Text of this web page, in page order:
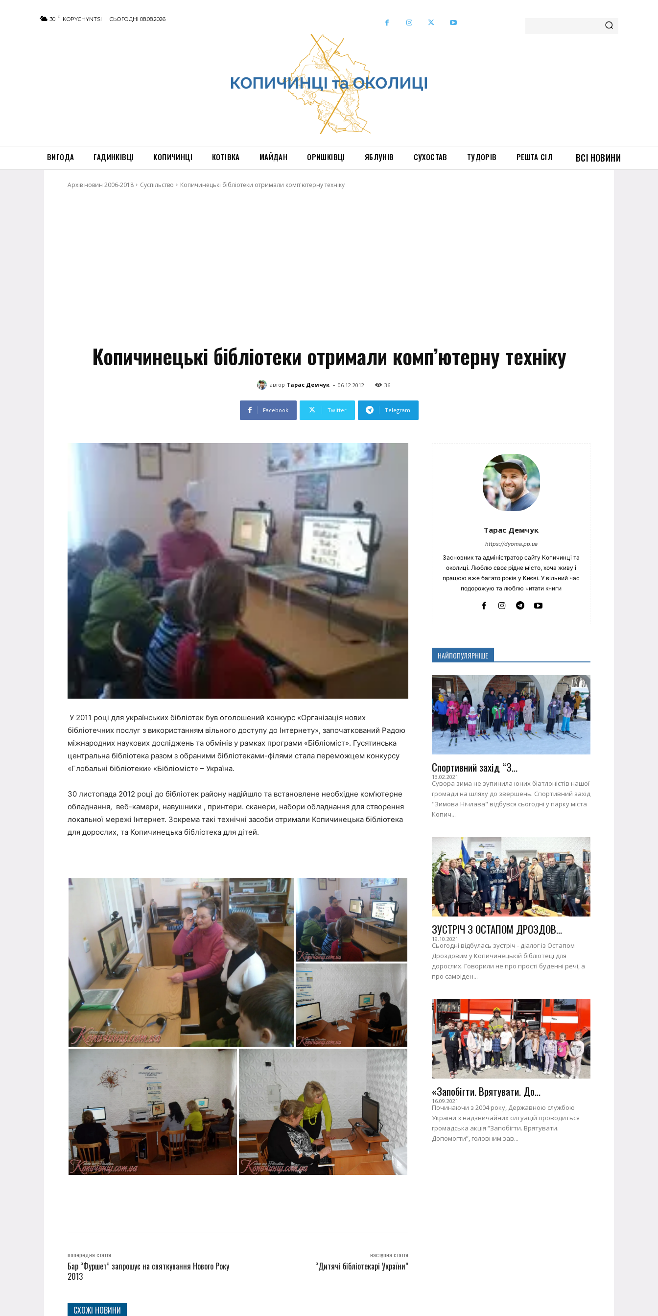
30 C KOPYCHYNTSI СЬОГОДНІ 08.08.2026
ВИГОДА ГАДИНКІВЦІ КОПИЧИНЦІ КОТІВКА МАЙДАН ОРИШКІВЦІ ЯБЛУНІВ СУХОСТАВ ТУДОРІВ РЕШТА СІЛ ВСІ НОВИНИ
Архів новин 2006-2018 Суспільство Копичинецькі бібліотеки отримали комп'ютерну техніку
Копичинецькі бібліотеки отримали комп’ютерну техніку
автор Тарас Демчук - 06.12.2012 36
Facebook Twitter Telegram
У 2011 році для українських бібліотек був оголошений конкурс «Організація нових
бібліотечних послуг з використанням вільного доступу до Інтернету», започаткований Радою
міжнародних наукових досліджень та обмінів у рамках програми «Бібліоміст». Гусятинська
центральна бібліотека разом з обраними бібліотеками-філями стала переможцем конкурсу
«Глобальні бібліотеки» «Бібліоміст» – Україна.
30 листопада 2012 році до бібліотек району надійшло та встановлене необхідне ком’ютерне
обладнання, веб-камери, навушники , принтери. сканери, набори обладнання для створення
локальної мережі Інтернет. Зокрема такі технічні засоби отримали Копичинецька бібліотека
для дорослих, та Копичинецька бібліотека для дітей.
попередня стаття
Бар “Фуршет” запрошує на святкування Нового Року
2013
наступна стаття
“Дитячі бібліотекарі України”
СХОЖІ НОВИНИ
Тарас Демчук
https://dyoma.pp.ua
Засновник та адміністратор сайту Копичинці та
околиці. Люблю своє рідне місто, хоча живу і
працюю вже багато років у Києві. У вільний час
подорожую та люблю читати книги
НАЙПОПУЛЯРНІШЕ
Спортивний захід “З...
13.02.2021
Сувора зима не зупинила юних біатлоністів нашої
громади на шляху до звершень. Спортивний захід
"Зимова Нічлава" відбувся сьогодні у парку міста
Копич...
ЗУСТРІЧ З ОСТАПОМ ДРОЗДОВ...
19.10.2021
Сьогодні відбулась зустріч - діалог із Остапом
Дроздовим у Копичинецькій бібліотеці для
дорослих. Говорили не про прості буденні речі, а
про самоіден...
«Запобігти. Врятувати. До...
16.09.2021
Починаючи з 2004 року, Державною службою
України з надзвичайних ситуацій проводиться
громадська акція “Запобігти. Врятувати.
Допомогти”, головним зав...